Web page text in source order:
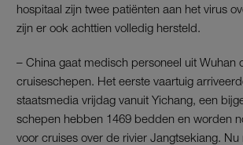
hospitaal zijn twee patiënten aan het virus
zijn er ook achttien volledig hersteld.
– China gaat medisch personeel uit Wuhan
cruiseschepen. Het eerste vaartuig
staatsmedia vrijdag vanuit Yichang, een
schepen hebben 1469 bedden en worden
voor cruises over de rivier Jangtsekiang. Nu